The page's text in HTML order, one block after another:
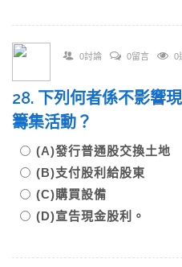
0討論 0留言 0
28. 下列何者係不影響
籌集活動？
(A)發行普通股交換土地
(B)支付股利給股東
(C)購買設備
(D)宣告現金股利。